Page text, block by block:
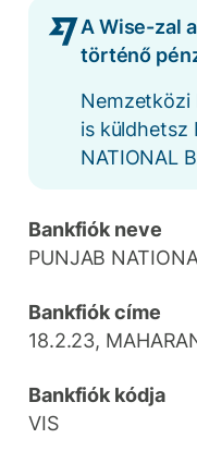
A Wise-zal
történő
Nemzetközi
is küldhetsz
NATIONAL
Bankfiók neve
PUNJAB
Bankfiók címe
18.2.23,
Bankfiók kódja
VIS